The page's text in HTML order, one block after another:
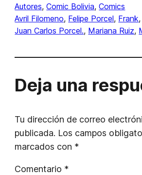
Autores, Comic Bolivia, Comics
Avril Filomeno, Felipe Porcel, Frank
Juan Carlos Porcel., Mariana Ruiz,
Deja una
Tu dirección de correo
publicada. Los campos
marcados con *
Comentario *